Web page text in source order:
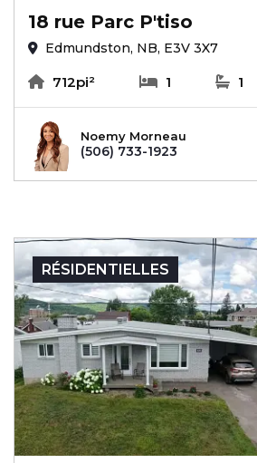
18 rue Parc P'tiso
Edmundston, NB, E3V 3X7
712pi² 1 1
Noemy Morneau
(506) 733-1923
RÉSIDENTIELLES